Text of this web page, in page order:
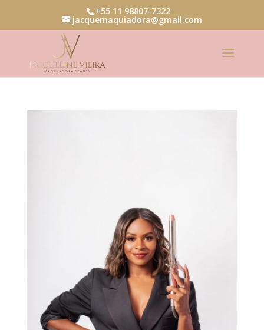
+55 11 98807-7322
jacquemaquiadora@gmail.com